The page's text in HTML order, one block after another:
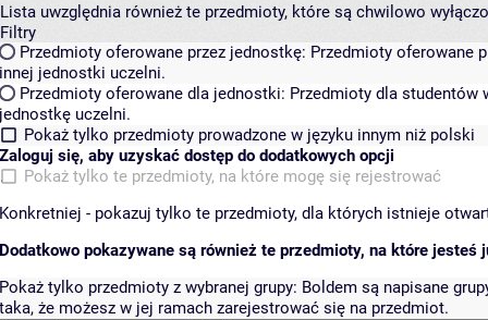
Lista uwzględnia również te przedmioty, które są chwilowo
Filtry
Przedmioty oferowane przez jednostkę: Przedmioty oferowane
innej jednostki uczelni.
Przedmioty oferowane dla jednostki: Przedmioty dla studentów
jednostkę uczelni.
Pokaż tylko przedmioty prowadzone w języku innym niż polski
Zaloguj się, aby uzyskać dostęp do dodatkowych opcji
Pokaż tylko te przedmioty, na które mogę się rejestrować
Konkretniej - pokazuj tylko te przedmioty, dla których istnieje
Dodatkowo pokazywane są również te przedmioty, na które jesteś
Pokaż tylko przedmioty z wybranej grupy: Boldem są napisane
taka, że możesz w jej ramach zarejestrować się na przedmiot.